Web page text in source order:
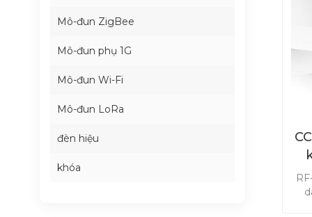
Mô-đun ZigBee
Mô-đun phụ 1G
Mô-đun Wi-Fi
Mô-đun LoRa
đèn hiệu
khóa